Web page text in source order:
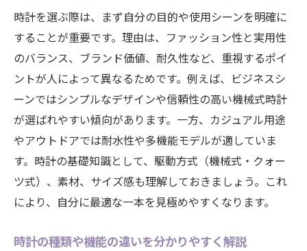
時計買取で高評価を得るための大切な準備
大府市の買取店を選ぶ際のチェックポイン
ト
時計の状態によって買取額が変わる理由と
は
買取時に役立つ時計の付属品と保管のコツ
信頼できる店舗で安心して時計を売る方法
時計買取の流れを知り納得の取引を実現
ブランド時計の魅力と選び方を徹底チェック
ブランド時計の特徴と選び方のコツを紹介
時計選びで注目されるブランドの魅力とは
時計を選ぶ際は、まず自分の目的や使用シーンを明確に
することが重要です。理由は、ファッション性と実用性
のバランス、ブランド価値、耐久性など、重視するポイ
ントが人によって異なるためです。例えば、ビジネスシ
ーンではシンプルなデザインや信頼性の高い機械式時計
が選ばれやすい傾向があります。一方、カジュアル用途
やアウトドアでは耐水性や多機能モデルが適していま
す。時計の基礎知識として、駆動方式（機械式・クォー
ツ式）、素材、サイズ感も理解しておきましょう。これ
により、自分に最適な一本を見極めやすくなります。
時計の種類や機能の違いを分かりやすく解説